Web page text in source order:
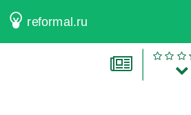
reformal.ru